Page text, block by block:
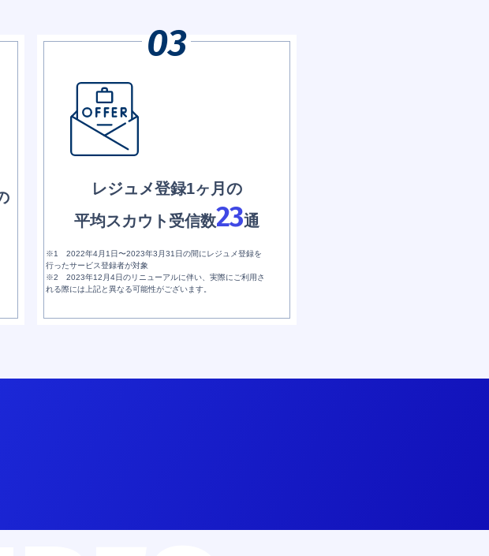
レジュメ登録1ヶ月の
平均スカウト受信数23通
※1 2022年4月1日〜2023年3月31日の間にレジュメ登録を
行ったサービス登録者が対象
※2 2023年12月4日のリニューアルに伴い、実際にご利用さ
れる際には上記と異なる可能性がございます。